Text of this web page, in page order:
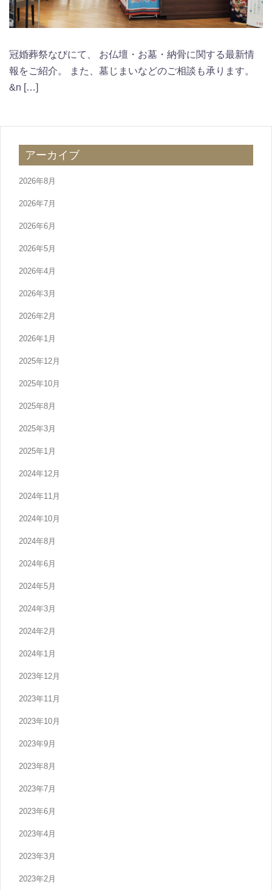
冠婚葬祭なびにて、 お仏壇・お墓・納骨に関する最新情
報をご紹介。 また、墓じまいなどのご相談も承ります。
&n […]
アーカイブ
2026年8月
2026年7月
2026年6月
2026年5月
2026年4月
2026年3月
2026年2月
2026年1月
2025年12月
2025年10月
2025年8月
2025年3月
2025年1月
2024年12月
2024年11月
2024年10月
2024年8月
2024年6月
2024年5月
2024年3月
2024年2月
2024年1月
2023年12月
2023年11月
2023年10月
2023年9月
2023年8月
2023年7月
2023年6月
2023年4月
2023年3月
2023年2月